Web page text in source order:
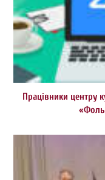
Працівники центру